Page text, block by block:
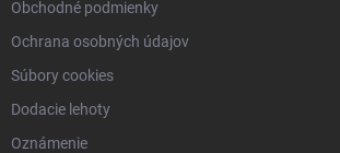
Obchodné podmienky
Ochrana osobných údajov
Súbory cookies
Dodacie lehoty
Oznámenie